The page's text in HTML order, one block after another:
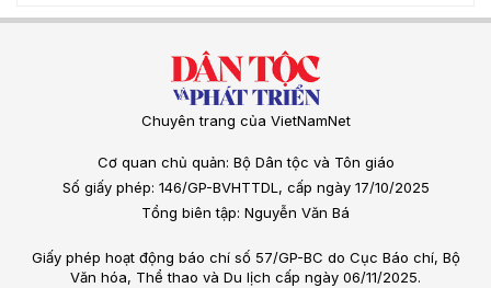
Chuyên trang của VietNamNet
Cơ quan chủ quản: Bộ Dân tộc và Tôn giáo
Số giấy phép: 146/GP-BVHTTDL, cấp ngày 17/10/2025
Tổng biên tập: Nguyễn Văn Bá
Giấy phép hoạt động báo chí số 57/GP-BC do Cục Báo chí, Bộ
Văn hóa, Thể thao và Du lịch cấp ngày 06/11/2025.